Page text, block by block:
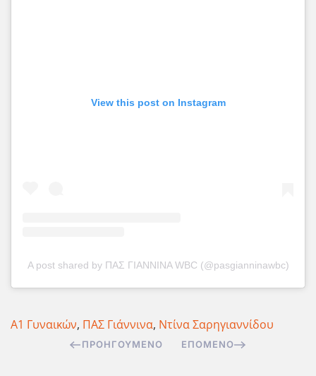
View this post on Instagram
A post shared by ΠΑΣ ΓΙΑΝΝΙΝΑ WBC (@pasgianninawbc)
Α1 Γυναικών, ΠΑΣ Γιάννινα, Ντίνα Σαρηγιαννίδου
ΠΡΟΗΓΟΎΜΕΝΟ ΕΠΌΜΕΝΟ